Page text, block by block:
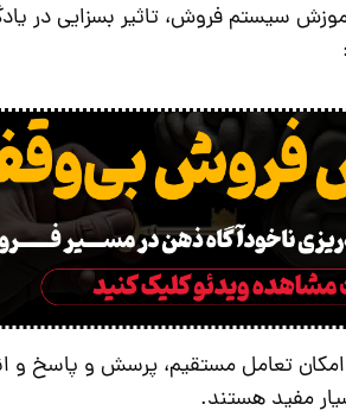
سیستم فروش، تاثیر بسزایی در
تعامل مستقیم، پرسش و پاسخ و
مفید هستند.